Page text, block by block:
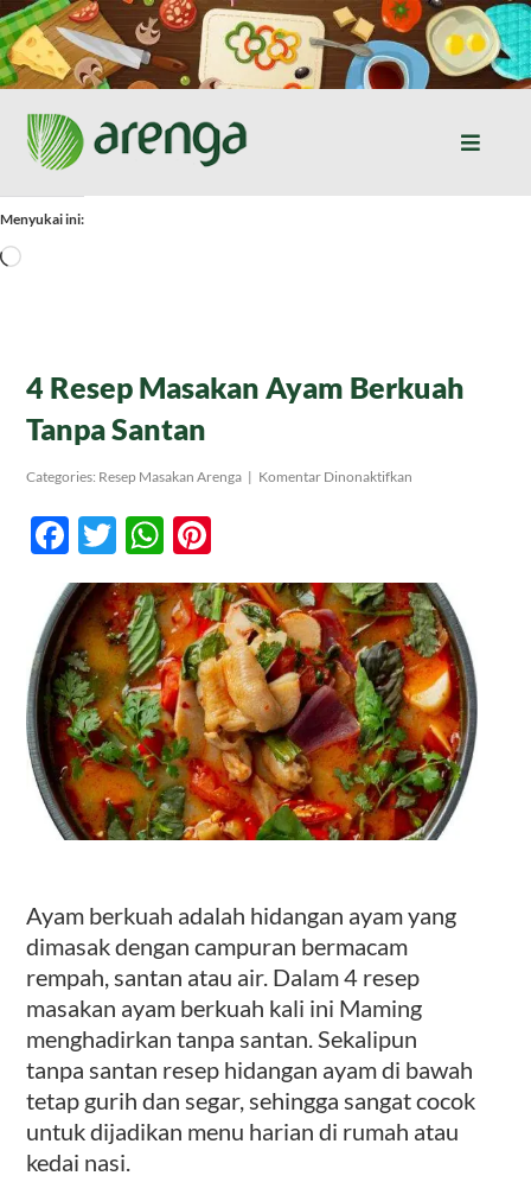
Skip
to
content
Toggle
Home
Tentang Kami
Produk
Kontak
Menyukai ini:
Memuat...
4 Resep Masakan Ayam Berkuah
Tanpa Santan
Categories: Resep Masakan Arenga | Komentar Dinonaktifkan
Tanpa
Santan
Facebook
TwitterWhatsApp
Ayam berkuah adalah hidangan ayam yang
dimasak dengan campuran bermacam
rempah, santan atau air. Dalam 4 resep
masakan ayam berkuah kali ini Maming
menghadirkan tanpa santan. Sekalipun
tanpa santan resep hidangan ayam di bawah
tetap gurih dan segar, sehingga sangat cocok
untuk dijadikan menu harian di rumah atau
kedai nasi.